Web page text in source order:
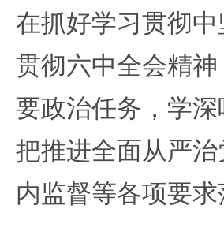
在抓好学习贯彻
贯彻六中全会精
要政治任务，学
把推进全面从严
内监督等各项要求